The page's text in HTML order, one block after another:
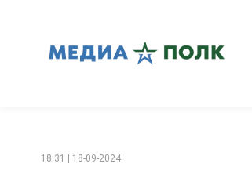
18:31 | 18-09-2024